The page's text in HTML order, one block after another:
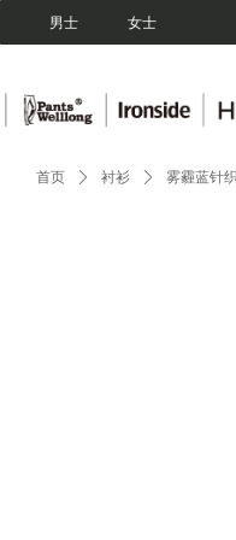
首页 ꄲ 衬衫 ꄲ 雾霾蓝针
女士
男士
Control Render